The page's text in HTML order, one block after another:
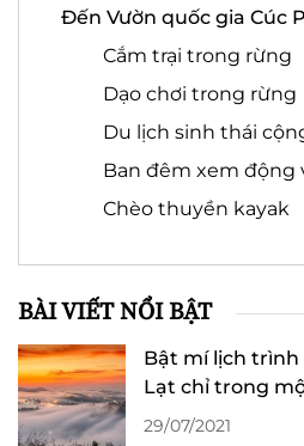
Đến Vườn quốc gia Cúc
Cắm trại trong rừng
Dạo chơi trong rừng
Du lịch sinh thái
Ban đêm xem động
Chèo thuyền kayak
BÀI VIẾT NỔI BẬT
Bật mí lịch trình
Lạt chỉ trong
29/07/2021